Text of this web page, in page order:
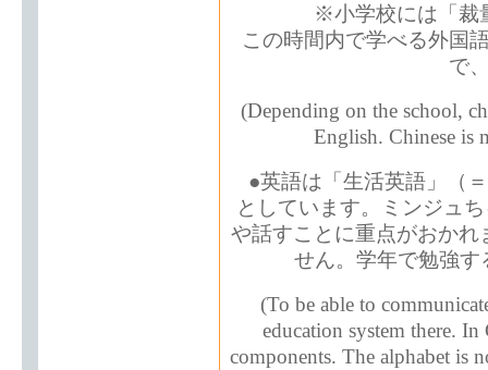
※小学校には「裁
この時間内で学べる外国
で
(Depending on the school,
English. Chinese is
●英語は「生活英語」（
としています。ミンジュ
や話すことに重点がおか
せん。学年で勉強す
(To be able to
education system there.
components. The alphabet is